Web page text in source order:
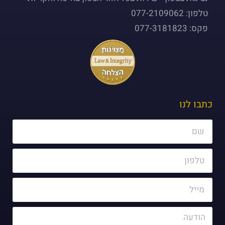
טלפון: 077-2109062
פקס: 077-3181823
כתבו לנו